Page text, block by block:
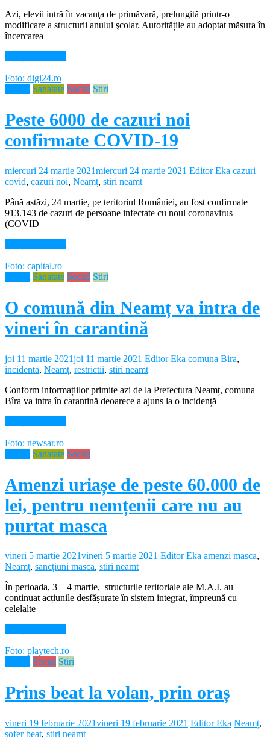
Azi, elevii intră în vacanţa de primăvară, prelungită printr-o
modificare a structurii anului şcolar. Autoritățile au adoptat măsura în
încercarea
Foto: digi24.ro
Sanatate Social Stiri
Peste 6000 de cazuri noi
confirmate COVID-19
miercuri 24 martie 2021miercuri 24 martie 2021 Editor Eka cazuri
covid, cazuri noi, Neamț, stiri neamt
Până astăzi, 24 martie, pe teritoriul României, au fost confirmate
913.143 de cazuri de persoane infectate cu noul coronavirus
(COVID
Foto: capital.ro
Sanatate Social Stiri
O comună din Neamț va intra de
vineri în carantină
joi 11 martie 2021joi 11 martie 2021 Editor Eka comuna Bira,
incidenta, Neamț, restrictii, stiri neamt
Conform informațiilor primite azi de la Prefectura Neamț, comuna
Bîra va intra în carantină deoarece a ajuns la o incidență
Foto: newsar.ro
Sanatate Social
Amenzi uriașe de peste 60.000 de
lei, pentru nemțenii care nu au
purtat masca
vineri 5 martie 2021vineri 5 martie 2021 Editor Eka amenzi masca,
Neamț, sancțiuni masca, stiri neamt
În perioada, 3 – 4 martie, structurile teritoriale ale M.A.I. au
continuat acțiunile desfășurate în sistem integrat, împreună cu
celelalte
Foto: playtech.ro
Social Stiri
Prins beat la volan, prin oraș
vineri 19 februarie 2021vineri 19 februarie 2021 Editor Eka Neamț,
șofer beat, stiri neamt